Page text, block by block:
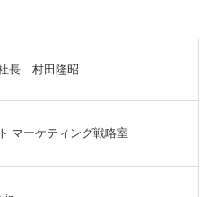
長 村田隆昭
マーケティング戦略室